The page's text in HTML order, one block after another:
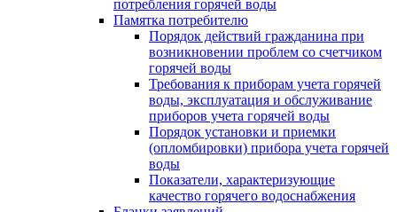
потребления горячей воды
Памятка потребителю
Порядок действий гражданина при
возникновении проблем со счетчиком
горячей воды
Требования к приборам учета горячей
воды, эксплуатация и обслуживание
приборов учета горячей воды
Порядок установки и приемки
(опломбировки) прибора учета горячей
воды
Показатели, характеризующие
качество горячего водоснабжения